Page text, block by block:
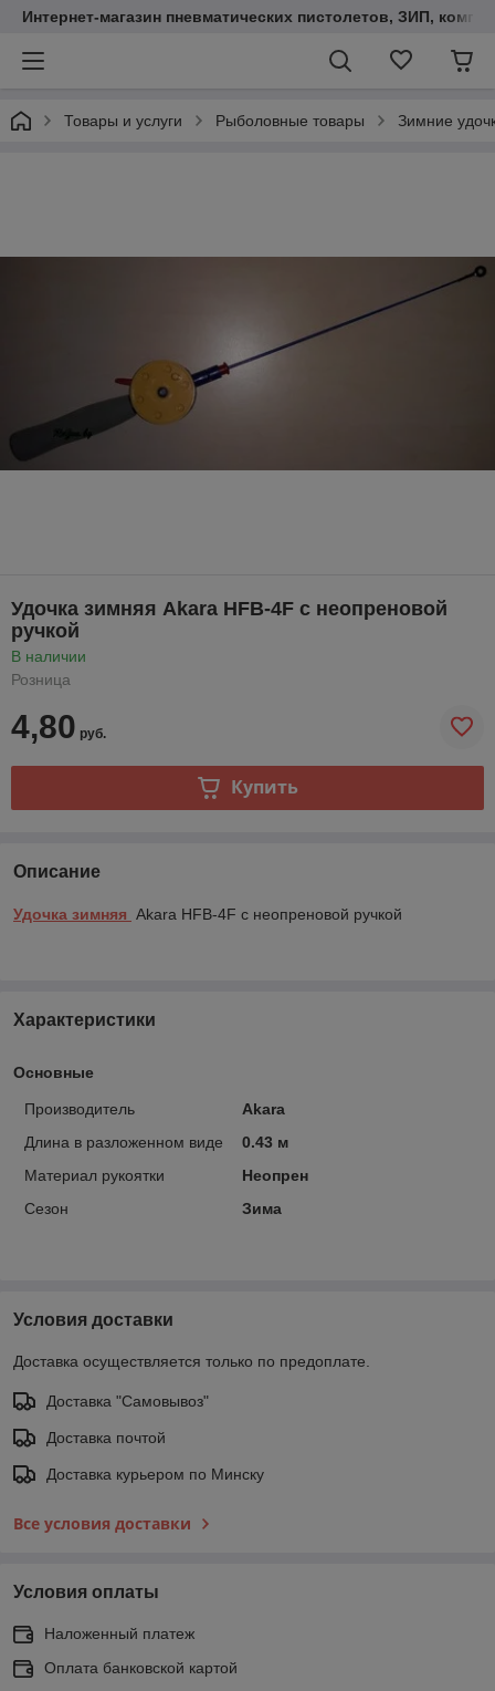
Интернет-магазин пневматических пистолетов, ЗИП,
Товары и услуги Рыболовные товары Зимние
Удочка зимняя Akara HFВ-4F с неопреновой
ручкой
В наличии
Розница
4,80 руб.
Купить
Описание
Удочка зимняя Akara HFВ-4F с неопреновой ручкой
Характеристики
Основные
Производитель
Akara
Длина в разложенном виде
0.43 м
Материал рукоятки
Неопрен
Сезон
Зима
Условия доставки
Доставка осуществляется только по предоплате.
Доставка "Самовывоз"
Доставка почтой
Доставка курьером по Минску
Все условия доставки
Условия оплаты
Наложенный платеж
Оплата банковской картой